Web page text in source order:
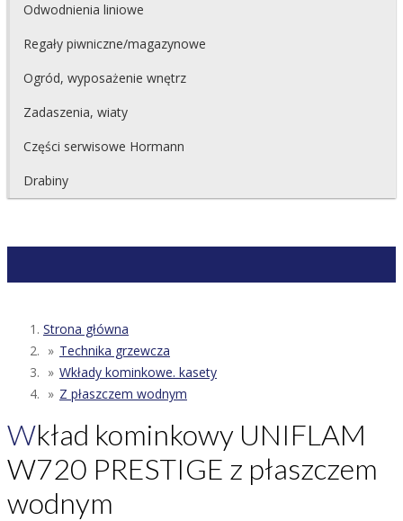
Odwodnienia liniowe
Regały piwniczne/magazynowe
Ogród, wyposażenie wnętrz
Zadaszenia, wiaty
Części serwisowe Hormann
Drabiny
Strona główna
Technika grzewcza
Wkłady kominkowe. kasety
Z płaszczem wodnym
Wkład kominkowy UNIFLAM
W720 PRESTIGE z płaszczem
wodnym